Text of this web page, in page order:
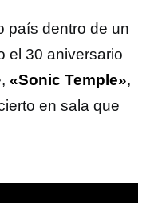
país dentro de un
el 30 aniversario
«Sonic Temple»,
en sala que